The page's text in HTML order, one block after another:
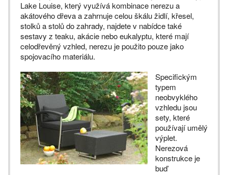
Lake Louise, který využívá kombinace nerezu a
akátového dřeva a zahrnuje celou škálu židlí, křesel,
stolků a stolů do zahrady, najdete v nabídce také
sestavy z teaku, akácie nebo eukalyptu, které mají
celodřevěný vzhled, nerezu je použito pouze jako
spojovacího materiálu.
Specifickým
typem
neobvyklého
vzhledu jsou
sety, které
používají umělý
výplet.
Nerezová
konstrukce je
buď